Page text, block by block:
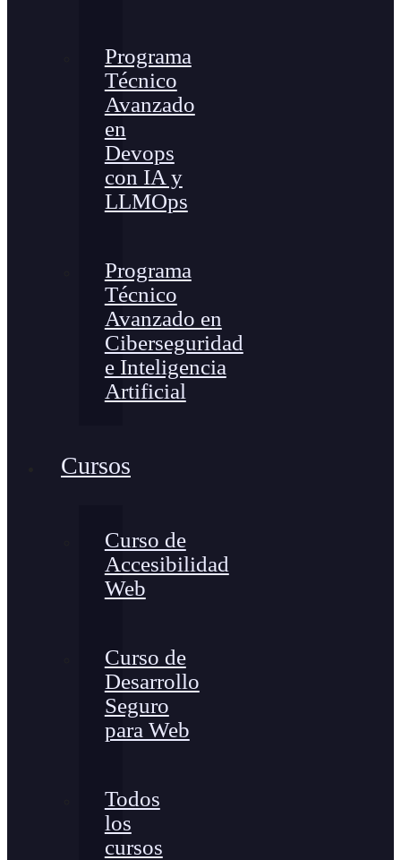
Programa
Técnico
Avanzado
en
Devops
con IA y
LLMOps
Programa
Técnico
Avanzado en
Ciberseguridad
e Inteligencia
Artificial
Cursos
Curso de
Accesibilidad
Web
Curso de
Desarrollo
Seguro
para Web
Todos
los
cursos